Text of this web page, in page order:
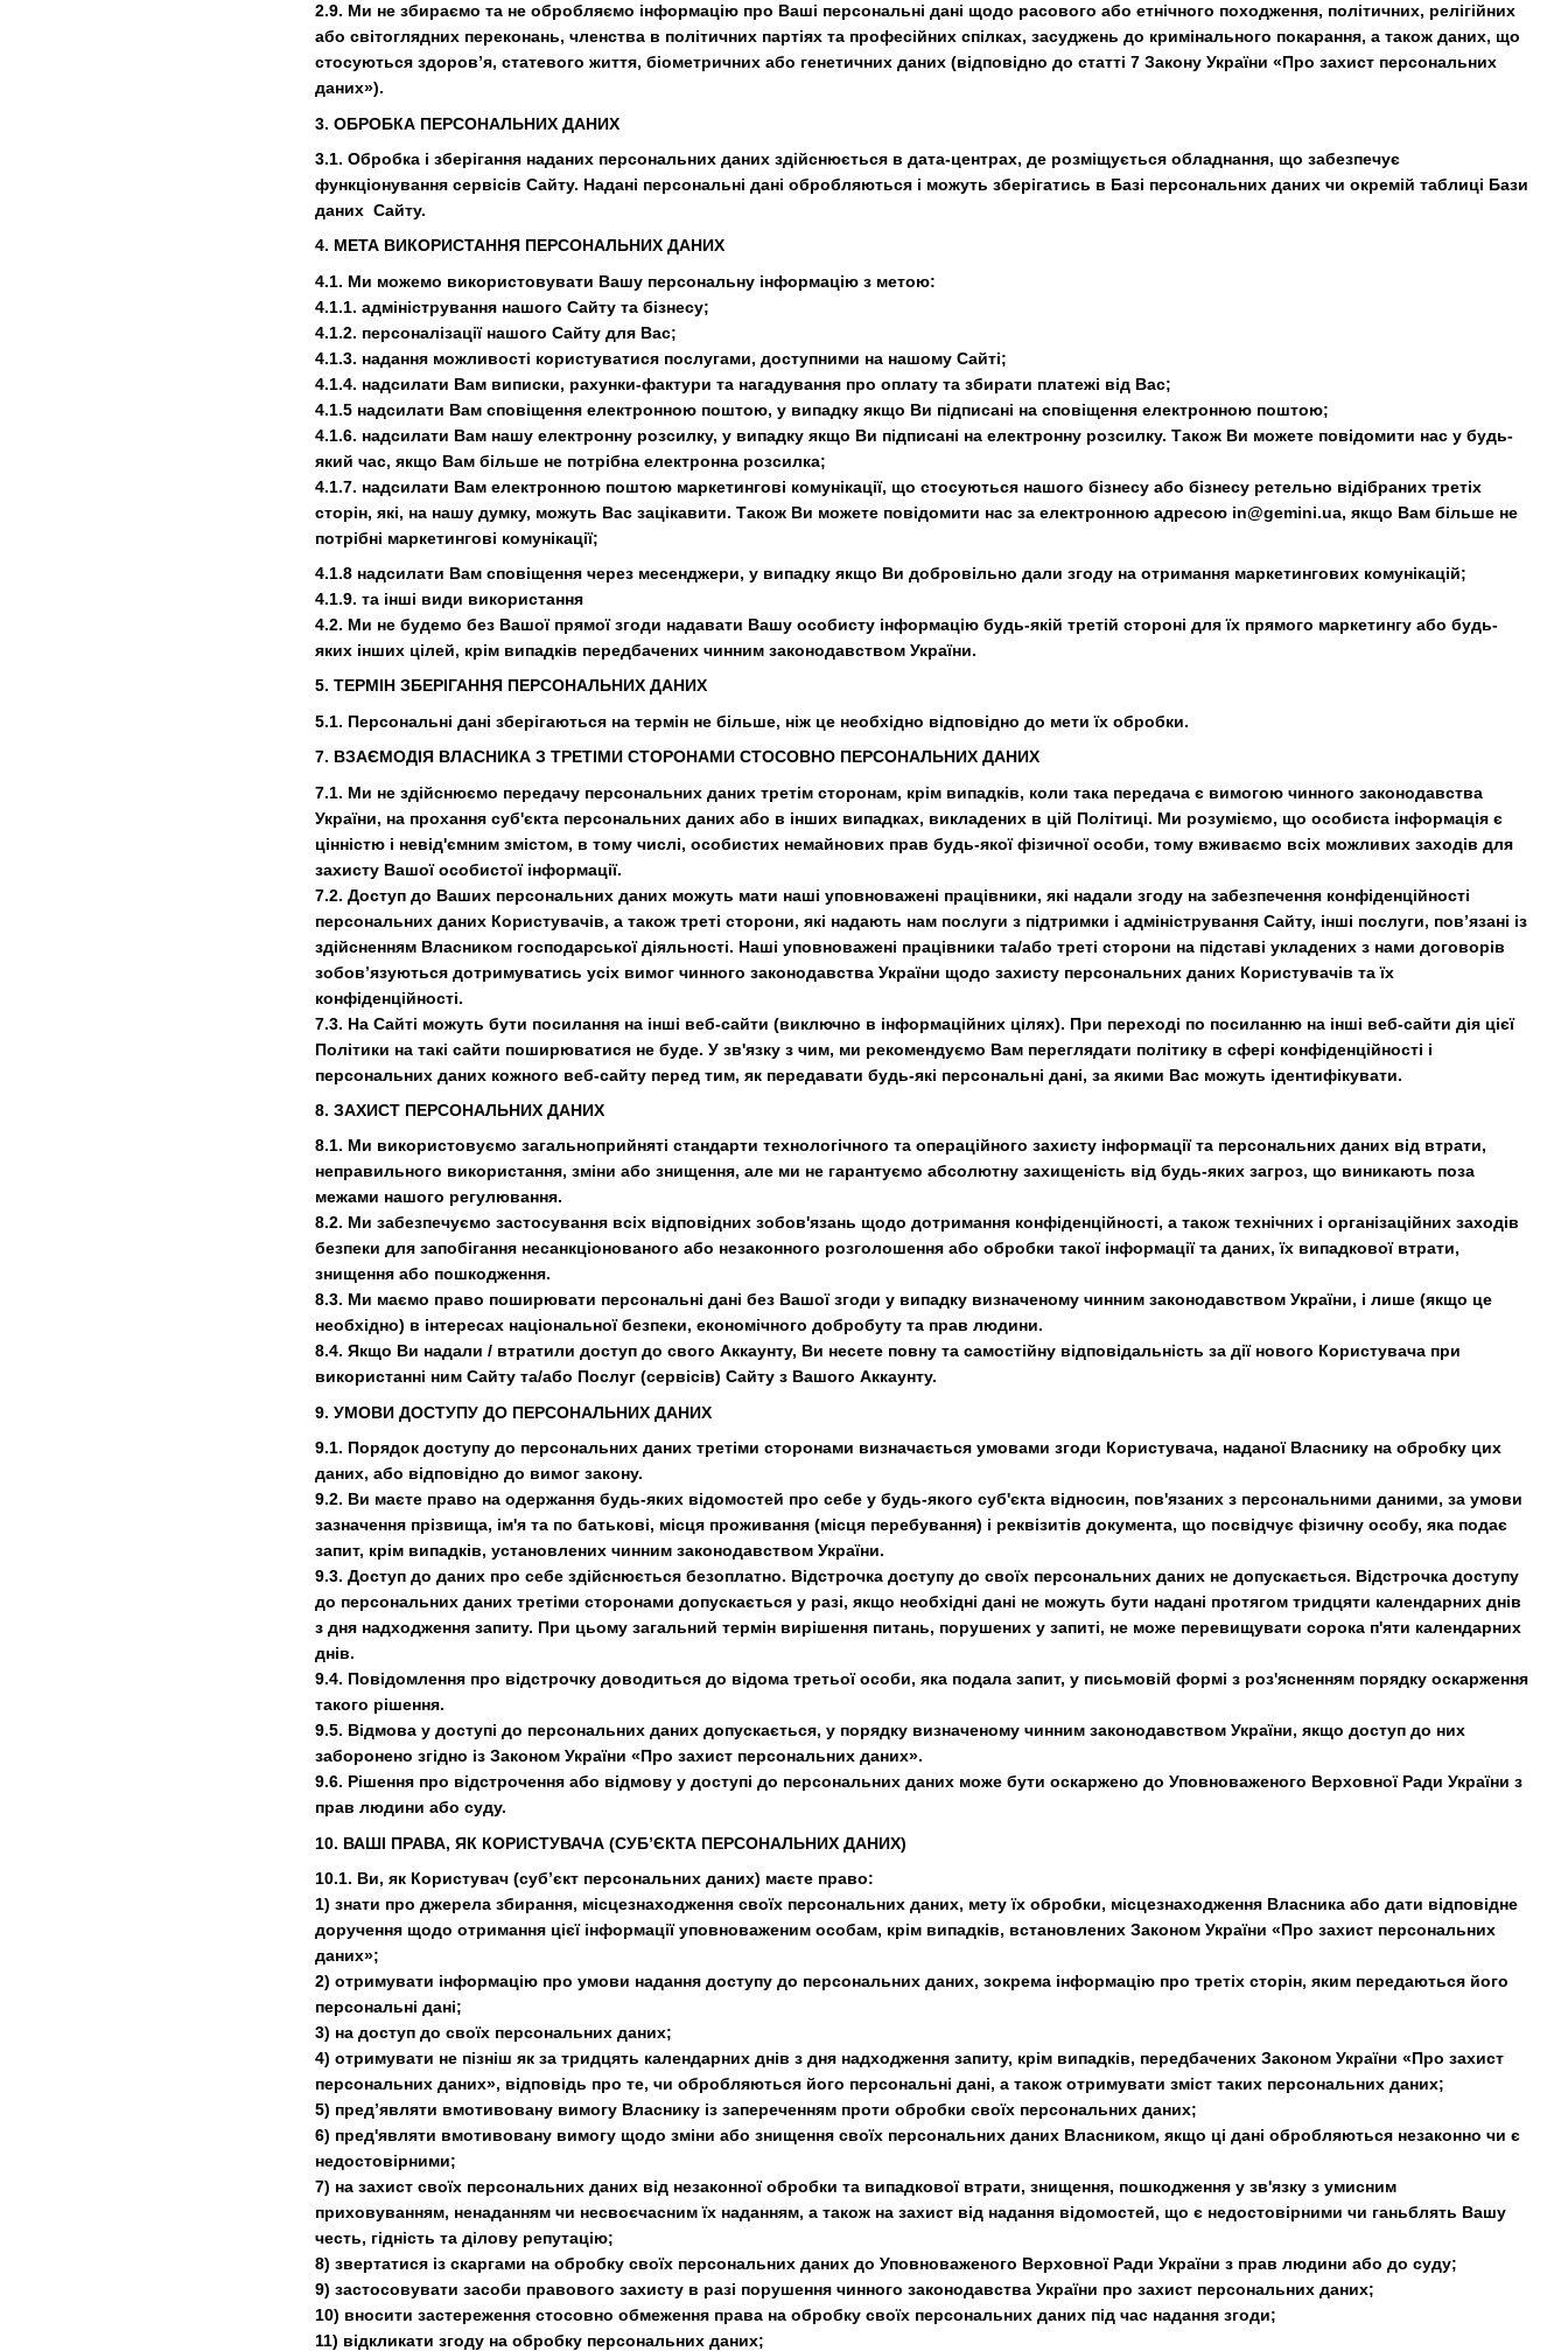
2.9. Ми не збираємо та не обробляємо інформацію про Ваші персональні дані щодо расового або етнічного походження, політичних, релігійних
або світоглядних переконань, членства в політичних партіях та професійних спілках, засуджень до кримінального покарання, а також даних, що
стосуються здоров’я, статевого життя, біометричних або генетичних даних (відповідно до статті 7 Закону України «Про захист персональних
даних»).
3. ОБРОБКА ПЕРСОНАЛЬНИХ ДАНИХ
3.1. Обробка і зберігання наданих персональних даних здійснюється в дата-центрах, де розміщується обладнання, що забезпечує
функціонування сервісів Сайту. Надані персональні дані обробляються і можуть зберігатись в Базі персональних даних чи окремій таблиці Бази
даних Сайту.
4. МЕТА ВИКОРИСТАННЯ ПЕРСОНАЛЬНИХ ДАНИХ
4.1. Ми можемо використовувати Вашу персональну інформацію з метою:
4.1.1. адміністрування нашого Сайту та бізнесу;
4.1.2. персоналізації нашого Сайту для Вас;
4.1.3. надання можливості користуватися послугами, доступними на нашому Сайті;
4.1.4. надсилати Вам виписки, рахунки-фактури та нагадування про оплату та збирати платежі від Вас;
4.1.5 надсилати Вам сповіщення електронною поштою, у випадку якщо Ви підписані на сповіщення електронною поштою;
4.1.6. надсилати Вам нашу електронну розсилку, у випадку якщо Ви підписані на електронну розсилку. Також Ви можете повідомити нас у будь-
який час, якщо Вам більше не потрібна електронна розсилка;
4.1.7. надсилати Вам електронною поштою маркетингові комунікації, що стосуються нашого бізнесу або бізнесу ретельно відібраних третіх
сторін, які, на нашу думку, можуть Вас зацікавити. Також Ви можете повідомити нас за електронною адресою in@gemini.ua, якщо Вам більше не
потрібні маркетингові комунікації;
4.1.8 надсилати Вам сповіщення через месенджери, у випадку якщо Ви добровільно дали згоду на отримання маркетингових комунікацій;
4.1.9. та інші види використання
4.2. Ми не будемо без Вашої прямої згоди надавати Вашу особисту інформацію будь-якій третій стороні для їх прямого маркетингу або будь-
яких інших цілей, крім випадків передбачених чинним законодавством України.
5. ТЕРМІН ЗБЕРІГАННЯ ПЕРСОНАЛЬНИХ ДАНИХ
5.1. Персональні дані зберігаються на термін не більше, ніж це необхідно відповідно до мети їх обробки.
7. ВЗАЄМОДІЯ ВЛАСНИКА З ТРЕТІМИ СТОРОНАМИ СТОСОВНО ПЕРСОНАЛЬНИХ ДАНИХ
7.1. Ми не здійснюємо передачу персональних даних третім сторонам, крім випадків, коли така передача є вимогою чинного законодавства
України, на прохання суб'єкта персональних даних або в інших випадках, викладених в цій Політиці. Ми розуміємо, що особиста інформація є
цінністю і невід'ємним змістом, в тому числі, особистих немайнових прав будь-якої фізичної особи, тому вживаємо всіх можливих заходів для
захисту Вашої особистої інформації.
7.2. Доступ до Ваших персональних даних можуть мати наші уповноважені працівники, які надали згоду на забезпечення конфіденційності
персональних даних Користувачів, а також треті сторони, які надають нам послуги з підтримки і адміністрування Сайту, інші послуги, пов’язані із
здійсненням Власником господарської діяльності. Наші уповноважені працівники та/або треті сторони на підставі укладених з нами договорів
зобов’язуються дотримуватись усіх вимог чинного законодавства України щодо захисту персональних даних Користувачів та їх
конфіденційності.
7.3. На Сайті можуть бути посилання на інші веб-сайти (виключно в інформаційних цілях). При переході по посиланню на інші веб-сайти дія цієї
Політики на такі сайти поширюватися не буде. У зв'язку з чим, ми рекомендуємо Вам переглядати політику в сфері конфіденційності і
персональних даних кожного веб-сайту перед тим, як передавати будь-які персональні дані, за якими Вас можуть ідентифікувати.
8. ЗАХИСТ ПЕРСОНАЛЬНИХ ДАНИХ
8.1. Ми використовуємо загальноприйняті стандарти технологічного та операційного захисту інформації та персональних даних від втрати,
неправильного використання, зміни або знищення, але ми не гарантуємо абсолютну захищеність від будь-яких загроз, що виникають поза
межами нашого регулювання.
8.2. Ми забезпечуємо застосування всіх відповідних зобов'язань щодо дотримання конфіденційності, а також технічних і організаційних заходів
безпеки для запобігання несанкціонованого або незаконного розголошення або обробки такої інформації та даних, їх випадкової втрати,
знищення або пошкодження.
8.3. Ми маємо право поширювати персональні дані без Вашої згоди у випадку визначеному чинним законодавством України, і лише (якщо це
необхідно) в інтересах національної безпеки, економічного добробуту та прав людини.
8.4. Якщо Ви надали / втратили доступ до свого Аккаунту, Ви несете повну та самостійну відповідальність за дії нового Користувача при
використанні ним Сайту та/або Послуг (сервісів) Сайту з Вашого Аккаунту.
9. УМОВИ ДОСТУПУ ДО ПЕРСОНАЛЬНИХ ДАНИХ
9.1. Порядок доступу до персональних даних третіми сторонами визначається умовами згоди Користувача, наданої Власнику на обробку цих
даних, або відповідно до вимог закону.
9.2. Ви маєте право на одержання будь-яких відомостей про себе у будь-якого суб'єкта відносин, пов'язаних з персональними даними, за умови
зазначення прізвища, ім'я та по батькові, місця проживання (місця перебування) і реквізитів документа, що посвідчує фізичну особу, яка подає
запит, крім випадків, установлених чинним законодавством України.
9.3. Доступ до даних про себе здійснюється безоплатно. Відстрочка доступу до своїх персональних даних не допускається. Відстрочка доступу
до персональних даних третіми сторонами допускається у разі, якщо необхідні дані не можуть бути надані протягом тридцяти календарних днів
з дня надходження запиту. При цьому загальний термін вирішення питань, порушених у запиті, не може перевищувати сорока п'яти календарних
днів.
9.4. Повідомлення про відстрочку доводиться до відома третьої особи, яка подала запит, у письмовій формі з роз'ясненням порядку оскарження
такого рішення.
9.5. Відмова у доступі до персональних даних допускається, у порядку визначеному чинним законодавством України, якщо доступ до них
заборонено згідно із Законом України «Про захист персональних даних».
9.6. Рішення про відстрочення або відмову у доступі до персональних даних може бути оскаржено до Уповноваженого Верховної Ради України з
прав людини або суду.
10. ВАШІ ПРАВА, ЯК КОРИСТУВАЧА (СУБ’ЄКТА ПЕРСОНАЛЬНИХ ДАНИХ)
10.1. Ви, як Користувач (суб’єкт персональних даних) маєте право:
1) знати про джерела збирання, місцезнаходження своїх персональних даних, мету їх обробки, місцезнаходження Власника або дати відповідне
доручення щодо отримання цієї інформації уповноваженим особам, крім випадків, встановлених Законом України «Про захист персональних
даних»;
2) отримувати інформацію про умови надання доступу до персональних даних, зокрема інформацію про третіх сторін, яким передаються його
персональні дані;
3) на доступ до своїх персональних даних;
4) отримувати не пізніш як за тридцять календарних днів з дня надходження запиту, крім випадків, передбачених Законом України «Про захист
персональних даних», відповідь про те, чи обробляються його персональні дані, а також отримувати зміст таких персональних даних;
5) пред’являти вмотивовану вимогу Власнику із запереченням проти обробки своїх персональних даних;
6) пред'являти вмотивовану вимогу щодо зміни або знищення своїх персональних даних Власником, якщо ці дані обробляються незаконно чи є
недостовірними;
7) на захист своїх персональних даних від незаконної обробки та випадкової втрати, знищення, пошкодження у зв'язку з умисним
приховуванням, ненаданням чи несвоєчасним їх наданням, а також на захист від надання відомостей, що є недостовірними чи ганьблять Вашу
честь, гідність та ділову репутацію;
8) звертатися із скаргами на обробку своїх персональних даних до Уповноваженого Верховної Ради України з прав людини або до суду;
9) застосовувати засоби правового захисту в разі порушення чинного законодавства України про захист персональних даних;
10) вносити застереження стосовно обмеження права на обробку своїх персональних даних під час надання згоди;
11) відкликати згоду на обробку персональних даних;